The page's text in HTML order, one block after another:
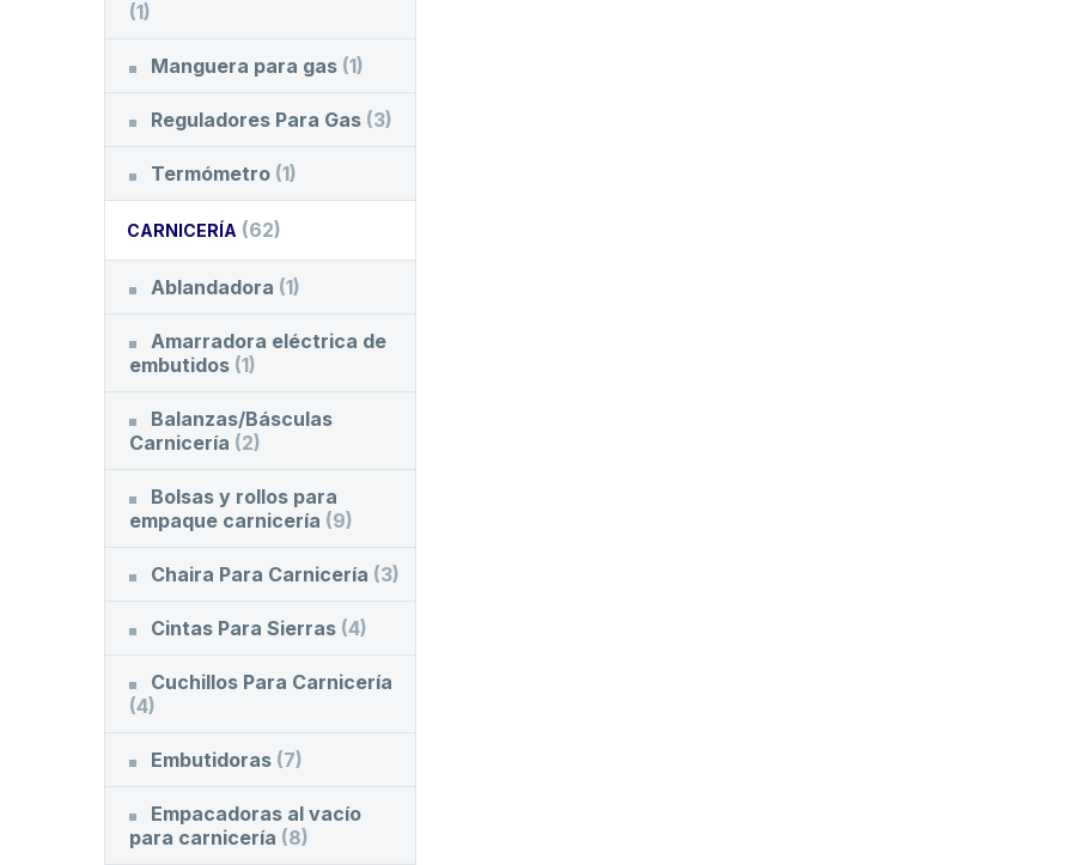
(1)
Manguera para gas (1)
Reguladores Para Gas (3)
Termómetro (1)
CARNICERÍA (62)
Ablandadora (1)
Amarradora eléctrica de
embutidos (1)
Balanzas/Básculas
Carnicería (2)
Bolsas y rollos para
empaque carnicería (9)
Chaira Para Carnicería (3)
Cintas Para Sierras (4)
Cuchillos Para Carnicería
(4)
Embutidoras (7)
Empacadoras al vacío
para carnicería (8)